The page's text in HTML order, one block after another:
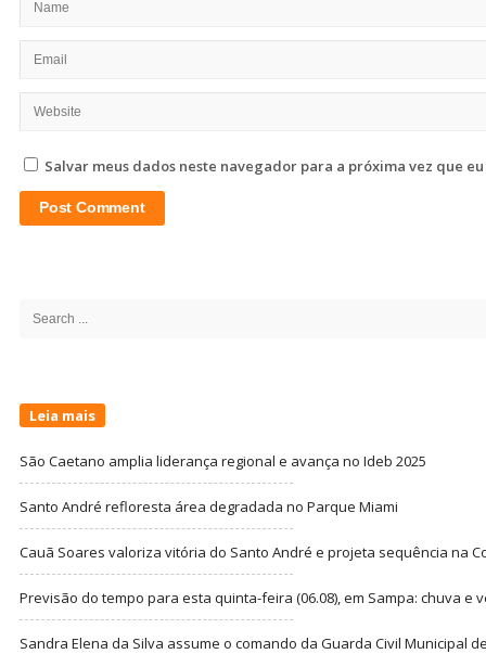
Salvar meus dados neste navegador para a próxima vez que
Search
Leia mais
São Caetano amplia liderança regional e avança no Ideb 2025
Santo André refloresta área degradada no Parque Miami
Cauã Soares valoriza vitória do Santo André e projeta sequência na
Previsão do tempo para esta quinta-feira (06.08), em Sampa: chuva e
Sandra Elena da Silva assume o comando da Guarda Civil Municipal